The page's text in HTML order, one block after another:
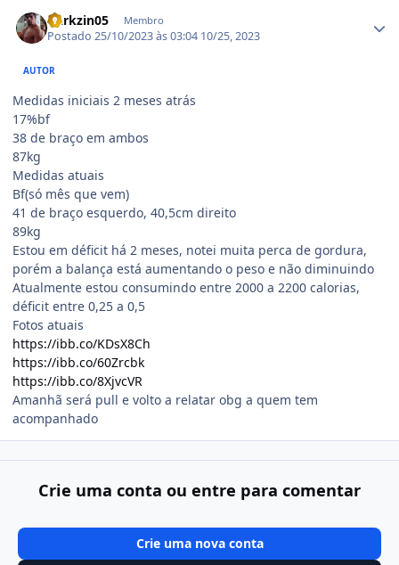
Darkzin05 Membro
Postado25/10/2023 às 03:04 10/25, 2023
AUTOR
Medidas iniciais 2 meses atrás
17%bf
38 de braço em ambos
87kg
Medidas atuais
Bf(só mês que vem)
41 de braço esquerdo, 40,5cm direito
89kg
Estou em déficit há 2 meses, notei muita perca de gordura,
porém a balança está aumentando o peso e não diminuindo
Atualmente estou consumindo entre 2000 a 2200 calorias,
déficit entre 0,25 a 0,5
Fotos atuais
https://ibb.co/KDsX8Ch
https://ibb.co/60Zrcbk
https://ibb.co/8XjvcVR
Amanhã será pull e volto a relatar obg a quem tem
acompanhado
Crie uma conta ou entre para comentar
Crie uma nova conta